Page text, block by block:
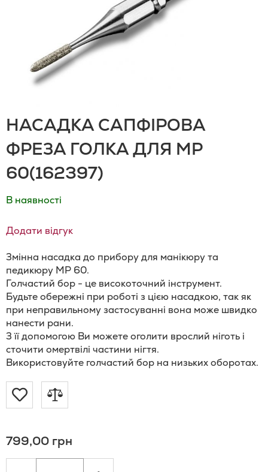
НАСАДКА САПФІРОВА
ФРЕЗА ГОЛКА ДЛЯ MP
60(162397)
В наявності
Додати відгук
Змінна насадка до прибору для манікюру та
педикюру MP 60.
Голчастий бор - це високоточний інструмент.
Будьте обережні при роботі з цією насадкою, так як
при неправильному застосуванні вона може швидко
нанести рани.
З її допомогою Ви можете оголити врослий ніготь і
сточити омертвілі частини нігтя.
Використовуйте голчастий бор на низьких оборотах.
Додати
Списку
Додати
порівняння
799,00 грн